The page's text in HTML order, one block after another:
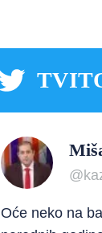
Oće neko na